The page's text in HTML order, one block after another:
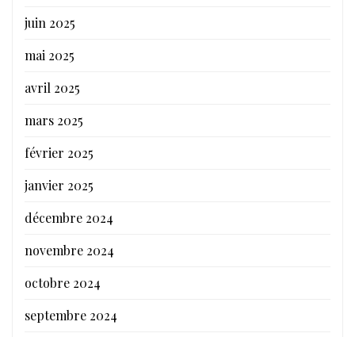
juin 2025
mai 2025
avril 2025
mars 2025
février 2025
janvier 2025
décembre 2024
novembre 2024
octobre 2024
septembre 2024